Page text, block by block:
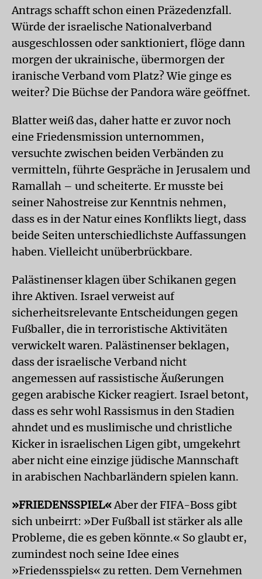
Antrags schafft schon einen Präzedenzfall.
Würde der israelische Nationalverband
ausgeschlossen oder sanktioniert, flöge dann
morgen der ukrainische, übermorgen der
iranische Verband vom Platz? Wie ginge es
weiter? Die Büchse der Pandora wäre geöffnet.
Blatter weiß das, daher hatte er zuvor noch
eine Friedensmission unternommen,
versuchte zwischen beiden Verbänden zu
vermitteln, führte Gespräche in Jerusalem und
Ramallah – und scheiterte. Er musste bei
seiner Nahostreise zur Kenntnis nehmen,
dass es in der Natur eines Konflikts liegt, dass
beide Seiten unterschiedlichste Auffassungen
haben. Vielleicht unüberbrückbare.
Palästinenser klagen über Schikanen gegen
ihre Aktiven. Israel verweist auf
sicherheitsrelevante Entscheidungen gegen
Fußballer, die in terroristische Aktivitäten
verwickelt waren. Palästinenser beklagen,
dass der israelische Verband nicht
angemessen auf rassistische Äußerungen
gegen arabische Kicker reagiert. Israel betont,
dass es sehr wohl Rassismus in den Stadien
ahndet und es muslimische und christliche
Kicker in israelischen Ligen gibt, umgekehrt
aber nicht eine einzige jüdische Mannschaft
in arabischen Nachbarländern spielen kann.
»FRIEDENSSPIEL« Aber der FIFA-Boss gibt
sich unbeirrt: »Der Fußball ist stärker als alle
Probleme, die es geben könnte.« So glaubt er,
zumindest noch seine Idee eines
»Friedensspiels« zu retten. Dem Vernehmen